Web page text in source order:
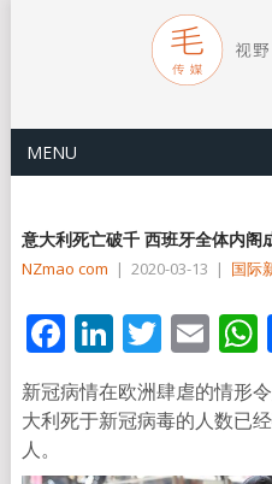
MENU
意大利死亡破千 西班牙全体内阁
NZmao com | 2020-03-13 | 国际
Facebook
LinkedIn
新冠病情在欧洲肆虐的情形
大利死于新冠病毒的人数已
人。